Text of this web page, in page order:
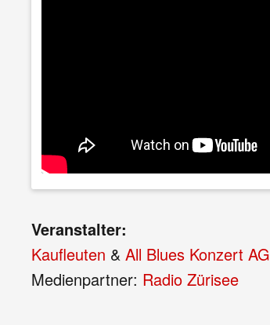
Veranstalter:
Kaufleuten & All Blues Konzert AG
Medienpartner: Radio Zürisee